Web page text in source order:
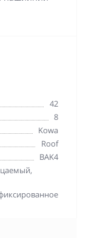
42
8
Kowa
Roof
BAK4